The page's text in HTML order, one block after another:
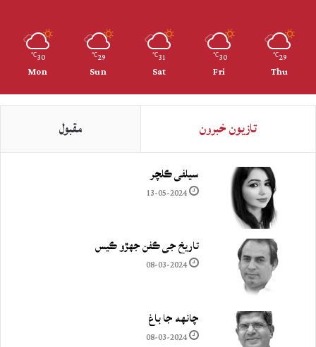
29
℃
Thu
30
℃
Fri
31
℃
Sat
29
℃
Sun
30
℃
Mon
تازيون خبرون مقبول
سيلفي ڪلچر
13-05-2024
تاريخ جي ڪفن جھڙو ڪيس
08-03-2024
چانهه جا باغ
08-03-2024